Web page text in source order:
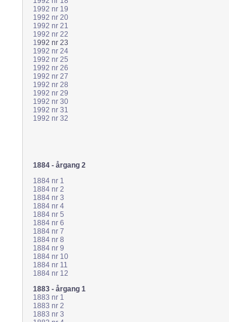
1992 nr 19
1992 nr 20
1992 nr 21
1992 nr 22
1992 nr 23
1992 nr 24
1992 nr 25
1992 nr 26
1992 nr 27
1992 nr 28
1992 nr 29
1992 nr 30
1992 nr 31
1992 nr 32
1884 - årgang 2
1884 nr 1
1884 nr 2
1884 nr 3
1884 nr 4
1884 nr 5
1884 nr 6
1884 nr 7
1884 nr 8
1884 nr 9
1884 nr 10
1884 nr 11
1884 nr 12
1883 - årgang 1
1883 nr 1
1883 nr 2
1883 nr 3